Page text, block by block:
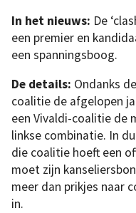
In het nieuws: De
een premier en
een spanningsboog.
De details: Ondanks
coalitie de afgelopen
een Vivaldi-coalitie de
linkse combinatie. In
die coalitie hoeft een
moet zijn
meer dan prikjes naar
in.